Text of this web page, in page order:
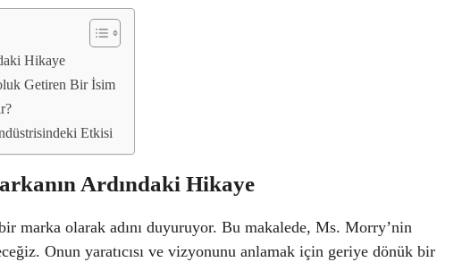
Hikaye
Getiren Bir İsim
Etkisi
Ardındaki Hikaye
marka olarak adını duyuruyor. Bu makalede, Ms. Morry’nin
Onun yaratıcısı ve vizyonunu anlamak için geriye dönük bir